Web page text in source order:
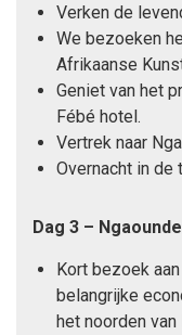
Verken de
We bezoeken
Afrikaanse
Geniet van het
Fébé hotel.
Vertrek naar
Overnacht in de
Dag 3 –
Kort bezoek
belangrijke
het noorden